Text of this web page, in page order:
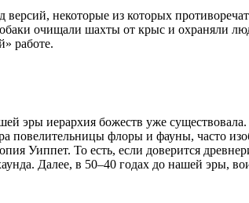
некоторые из которых
очищали шахты от крыс и охраняли
работе.
эры иерархия божеств уже
повелительницы флоры и фауны, часто
Уиппет. То есть, если доверится
Далее, в 50–40 годах до нашей эры,